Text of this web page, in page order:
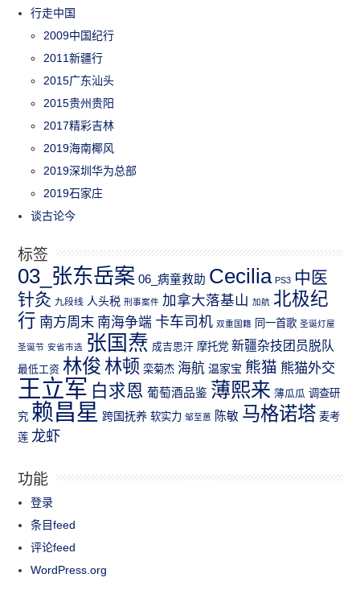
行走中国
2009中国纪行
2011新疆行
2015广东汕头
2015贵州贵阳
2017精彩吉林
2019海南椰风
2019深圳华为总部
2019石家庄
谈古论今
标签
03_张东岳案 06_病童救助 Cecilia PS3 中医
针灸 九段线 人头税 刑事案件 加拿大落基山 加航 北极纪
行 南方周末 南海争端 卡车司机 双重国籍 同一首歌 圣诞灯屋
圣诞节 安省市选 张国焘 成吉思汗 摩托党 新疆杂技团员脱队
最低工资 林俊 林顿 栾菊杰 海航 温家宝 熊猫 熊猫外交
王立军 白求恩 葡萄酒品鉴 薄熙来 薄瓜瓜 调查研
究 赖昌星 跨国抚养 软实力 邹至蕙 陈敏 马格诺塔 麦考
莲 龙虾
功能
登录
条目feed
评论feed
WordPress.org